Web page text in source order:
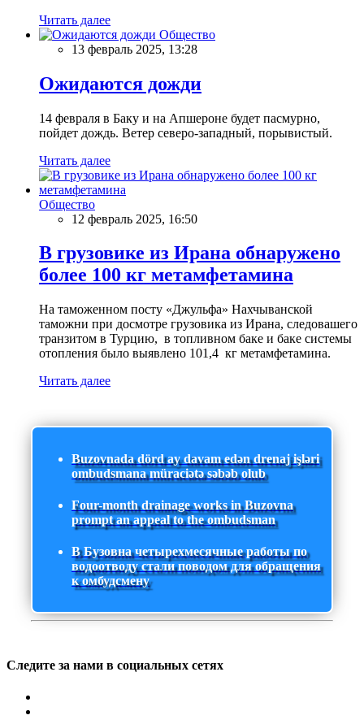
Читать далее
Общество
13 февраль 2025, 13:28
Ожидаются дожди
14 февраля в Баку и на Апшероне будет пасмурно,
пойдет дождь. Ветер северо-западный, порывистый.
Читать далее
Общество
12 февраль 2025, 16:50
В грузовике из Ирана обнаружено
более 100 кг метамфетамина
На таможенном посту «Джульфа» Нахчыванской
таможни при досмотре грузовика из Ирана, следовашего
транзитом в Турцию, в топливном баке и баке системы
отопления было выявлено 101,4 кг метамфетамина.
Читать далее
Buzovnada dörd ay davam edən drenaj işləri
ombudsmana müraciətə səbəb olub
Four-month drainage works in Buzovna
prompt an appeal to the ombudsman
В Бузовна четырехмесячные работы по
водоотводу стали поводом для обращения
к омбудсмену
Следите за нами в социальных сетях